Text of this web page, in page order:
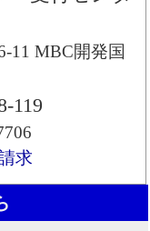
11 MBC開発国
119
求